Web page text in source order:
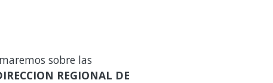
sobre las
REGIONAL DE